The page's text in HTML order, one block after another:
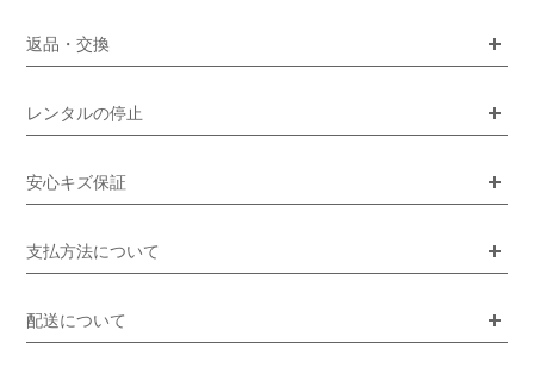
返品・交換
レンタルの停止
安心キズ保証
支払方法について
配送について